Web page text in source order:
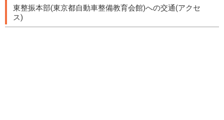
東整振本部(東京都自動車整備教育会館)への交通(アクセ
ス)